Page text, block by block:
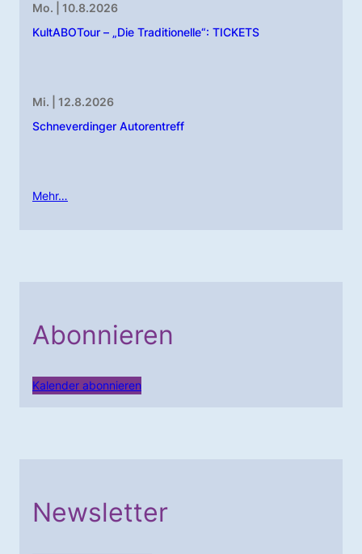
Mo. | 10.8.2026
KultABOTour – „Die Traditionelle“: TICKETS
Mi. | 12.8.2026
Schneverdinger Autorentreff
Mehr…
Abonnieren
Kalender abonnieren
Newsletter